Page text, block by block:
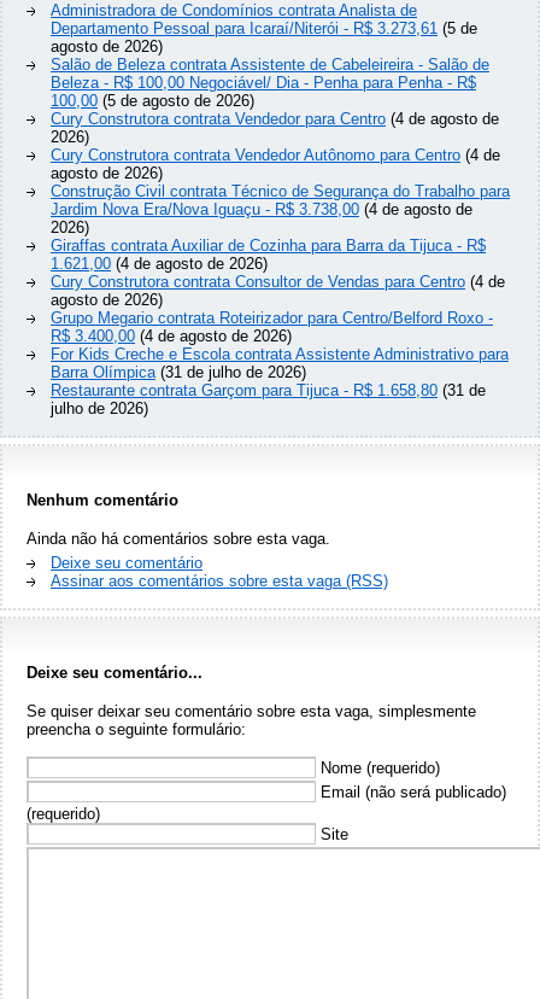
Administradora de Condomínios contrata Analista de
Departamento Pessoal para Icaraí/Niterói - R$ 3.273,61 (5 de
agosto de 2026)
Salão de Beleza contrata Assistente de Cabeleireira - Salão de
Beleza - R$ 100,00 Negociável/ Dia - Penha para Penha - R$
100,00 (5 de agosto de 2026)
Cury Construtora contrata Vendedor para Centro (4 de agosto de
2026)
Cury Construtora contrata Vendedor Autônomo para Centro (4 de
agosto de 2026)
Construção Civil contrata Técnico de Segurança do Trabalho para
Jardim Nova Era/Nova Iguaçu - R$ 3.738,00 (4 de agosto de
2026)
Giraffas contrata Auxiliar de Cozinha para Barra da Tijuca - R$
1.621,00 (4 de agosto de 2026)
Cury Construtora contrata Consultor de Vendas para Centro (4 de
agosto de 2026)
Grupo Megario contrata Roteirizador para Centro/Belford Roxo -
R$ 3.400,00 (4 de agosto de 2026)
For Kids Creche e Escola contrata Assistente Administrativo para
Barra Olímpica(31 de julho de 2026)
Restaurante contrata Garçom para Tijuca - R$ 1.658,80 (31 de
julho de 2026)
Nenhum comentário
Ainda não há comentários sobre esta vaga.
Deixe seu comentário
Assinar aos comentários sobre esta vaga (RSS)
Deixe seu comentário...
Se quiser deixar seu comentário sobre esta vaga, simplesmente
preencha o seguinte formulário:
Nome (requerido)
Email (não será publicado)
(requerido)
Site